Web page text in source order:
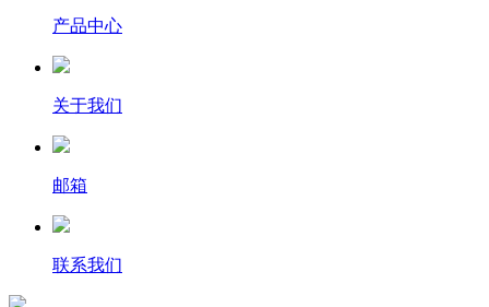
产品中心
关于我们
邮箱
联系我们